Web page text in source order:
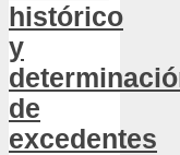
histórico
y
de
excedentes